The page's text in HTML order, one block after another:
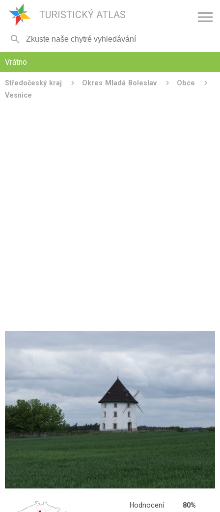
TURISTICKÝ ATLAS 

Vrátno
Středočeský kraj Okres Mladá Boleslav
Obce
Vesnice
Hodnocení 80%